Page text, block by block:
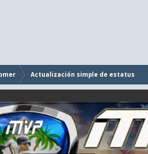
Actualización simple de estatus